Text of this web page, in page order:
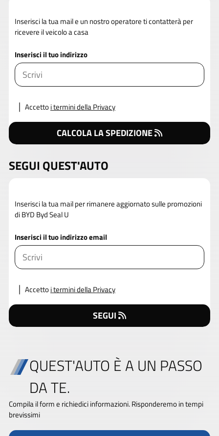
Inserisci la tua mail e un nostro operatore ti contatterà per
ricevere il veicolo a casa
Inserisci il tuo indirizzo
Accettoi termini della Privacy
CALCOLA LA SPEDIZIONE
SEGUI QUEST'AUTO
Inserisci la tua mail per rimanere aggiornato sulle promozioni
di BYD Byd Seal U
Inserisci il tuo indirizzo email
Accettoi termini della Privacy
SEGUI
QUEST'AUTO È A UN PASSO
DA TE.
Compila il form e richiedici informazioni. Risponderemo in tempi
brevissimi